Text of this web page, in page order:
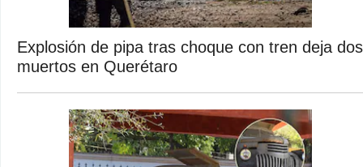
Explosión de pipa tras choque con tren deja dos
muertos en Querétaro